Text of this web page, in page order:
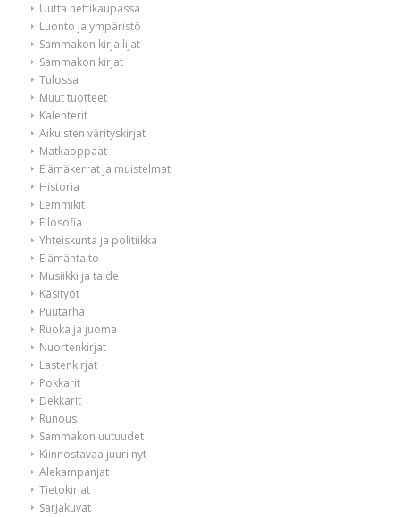
Uutta nettikaupassa
Luonto ja ympäristö
Sammakon kirjailijat
Sammakon kirjat
Tulossa
Muut tuotteet
Kalenterit
Aikuisten värityskirjat
Matkaoppaat
Elämäkerrat ja muistelmat
Historia
Lemmikit
Filosofia
Yhteiskunta ja politiikka
Elämäntaito
Musiikki ja taide
Käsityöt
Puutarha
Ruoka ja juoma
Nuortenkirjat
Lastenkirjat
Pokkarit
Dekkarit
Runous
Sammakon uutuudet
Kiinnostavaa juuri nyt
Alekampanjat
Tietokirjat
Sarjakuvat